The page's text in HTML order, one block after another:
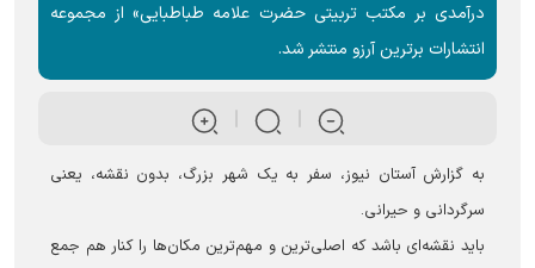
درآمدی بر مکتب تربیتی حضرت علامه طباطبایی» از مجموعه
انتشارات برترین آرزو منتشر شد.
به گزارش آستان نیوز، سفر به یک شهر بزرگ، بدون نقشه‌، یعنی
سرگردانی و حیرانی.
باید نقشه‌ای باشد که اصلی‌ترین‌ و مهم‌ترین مکان‌ها را کنار هم جمع